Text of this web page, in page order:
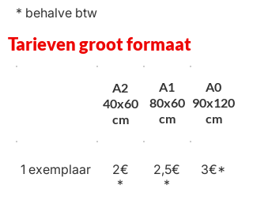
* behalve btw
Tarieven groot formaat
1 exemplaar
2€
*
2,5€
*
3€*
A2
40x60
cm
A1
80x60
cm
A0
90x120
cm